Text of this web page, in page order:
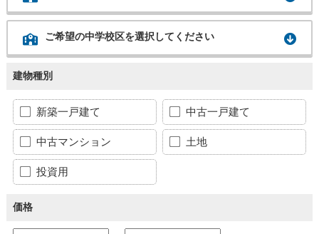
ご希望の中学校区を選択してください
建物種別
新築一戸建て 中古一戸建て
中古マンション 土地
投資用
価格